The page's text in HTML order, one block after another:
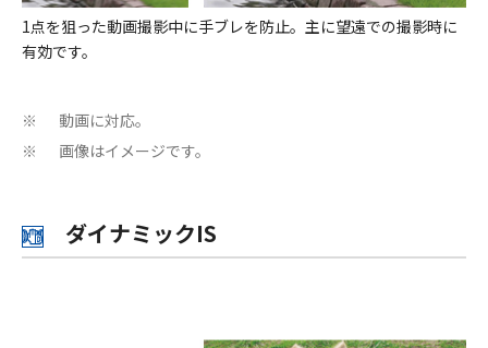
1点を狙った動画撮影中に手ブレを防止。主に望遠での撮影時に
有効です。
※ 動画に対応。
※ 画像はイメージです。
ダイナミックIS